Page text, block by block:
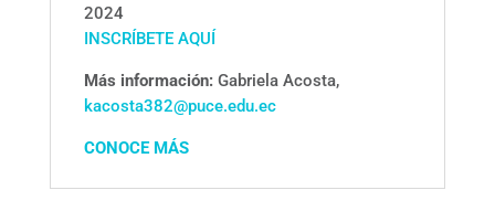
2024
INSCRÍBETE AQUÍ
Más información:Gabriela Acosta,
kacosta382@puce.edu.ec
CONOCE MÁS